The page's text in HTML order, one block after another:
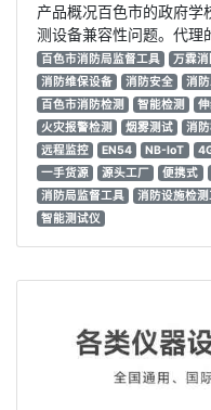
产品概况百色市的政府
测设备兼容性问题。代理
百色市消防局监督工具 万霖消
消防维保设备
消防安全 消
百色市消防检测
智能检测
火灾报警检测
烟雾测试 消
远程监控
EN54 NB-IoT
一手货源
源头工厂 便携式
消防局监督工具
消防设施检
智能测试仪